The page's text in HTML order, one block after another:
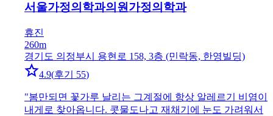
서울가정의학과의원 가정의학과
휴진
260m
경기도 의정부시 용현로 158, 3층 (민락동, 한영빌딩)
4.9(후기 55)
"봄만되면 꽃가루 날리는 그계절에 항상 알레르기 비염이
내게로 찾아옵니다. 콧물도나고 재채기에 눈도 가려워서